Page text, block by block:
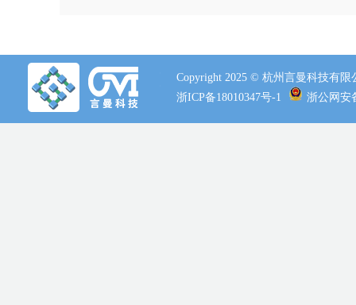
Copyright 2025 © 杭州言曼科技有
浙ICP备18010347号-1
浙公网安